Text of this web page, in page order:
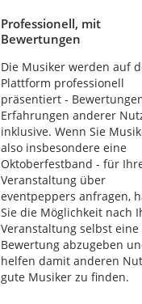
Professionell, mit
Bewertungen
Die Musiker werden auf
Plattform professionell
präsentiert -
Erfahrungen anderer
inklusive. Wenn Sie
also insbesondere eine
Oktoberfestband - für
Veranstaltung über
eventpeppers anfragen,
Sie die Möglichkeit nach
Veranstaltung selbst eine
Bewertung abzugeben
helfen damit anderen
gute Musiker zu finden.